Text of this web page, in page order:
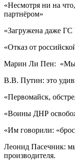
«Несмотря ни на
партнёром»
«Загружена даже
«Отказ от
Марин Ли Пен: «Мы
В.В. Путин: это
«Первомайск,
«Воины ДНР
«Им говорили:
Леонид Пасечник:
производителя.